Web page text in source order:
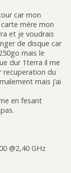
car mon
mére mon
et je voudrais
de disque car
mais le
dur 1terra il me
recuperation du
mais j’ai
en fesant
@2,40 GHz